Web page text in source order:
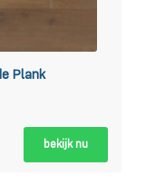
Plank
bekijk nu